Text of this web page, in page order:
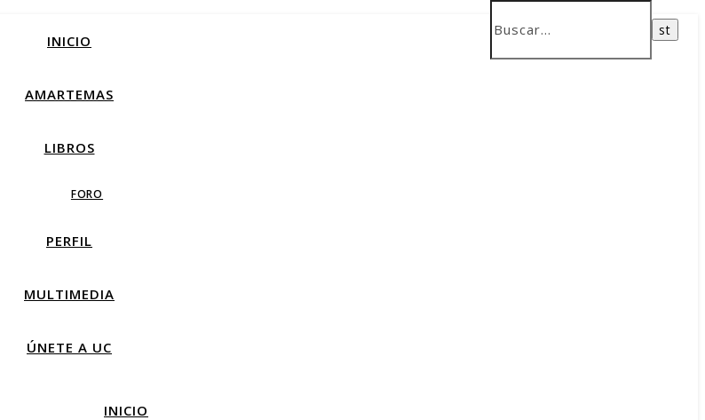
INICIO
AMARTEMAS
LIBROS
FORO
PERFIL
MULTIMEDIA
ÚNETE A UC
INICIO